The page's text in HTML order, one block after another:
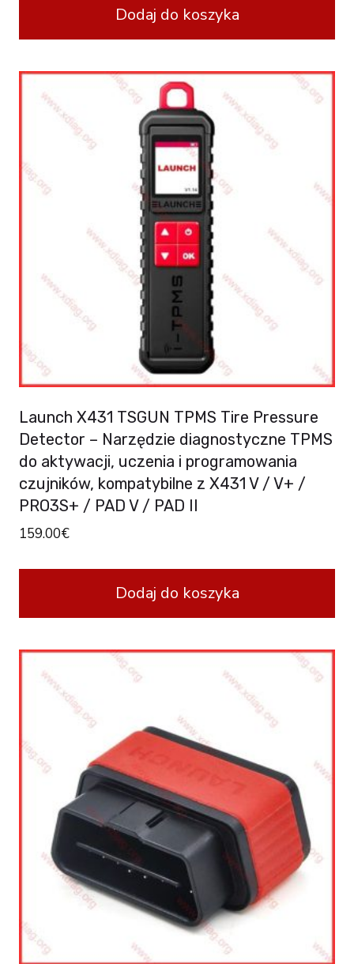
Dodaj do koszyka
Launch X431 TSGUN TPMS Tire Pressure
Detector – Narzędzie diagnostyczne TPMS
do aktywacji, uczenia i programowania
czujników, kompatybilne z X431 V / V+ /
PRO3S+ / PAD V / PAD II
159.00€
Dodaj do koszyka